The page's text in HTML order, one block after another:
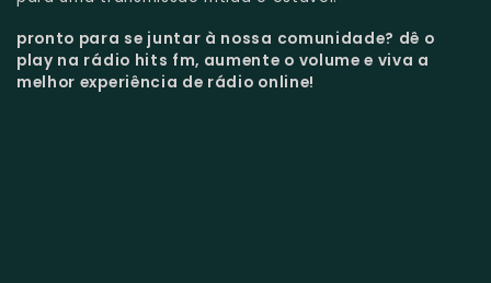
pronto para se juntar à nossa comunidade? dê o
play na rádio hits fm, aumente o volume e viva a
melhor experiência de rádio online!